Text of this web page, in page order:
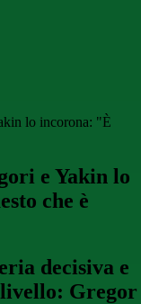
lo incorona: "È
e Yakin lo
che è
decisiva e
Gregor